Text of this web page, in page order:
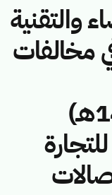
والتقنية
مخالفات
(4374280/ق/1443هـ)